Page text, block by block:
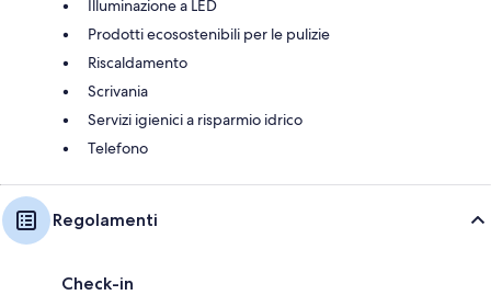
Illuminazione a LED
Prodotti ecosostenibili per le pulizie
Riscaldamento
Scrivania
Servizi igienici a risparmio idrico
Telefono
Regolamenti
Check-in